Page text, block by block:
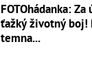
FOTOhádanka:
ťažký životný boj!
temna...